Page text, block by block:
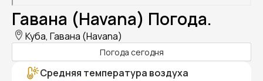
Гавана (Havana) Погода.
Куба, Гавана (Havana)
Погода сегодня
Средняя температура воздуха